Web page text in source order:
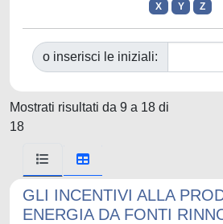
X
Y Z
o inserisci le iniziali:
Mostrati risultati da 9 a 18 di
18
GLI INCENTIVI ALLA
ENERGIA DA FONTI